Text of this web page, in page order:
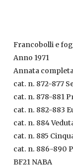
Francobolli e
Anno 1971
Annata
cat. n. 872-877
cat. n. 878-881
cat. n. 882-883
cat. n. 884
cat. n. 885
cat. n. 886-890
BF21 NABA